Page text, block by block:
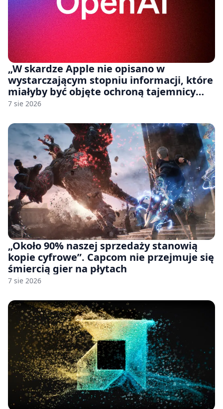
„W skardze Apple nie opisano w
wystarczającym stopniu informacji, które
miałyby być objęte ochroną tajemnicy
handlowej”. OpenAI żąda odrzucenia
7 sie 2026
„Około 90% naszej sprzedaży stanowią
kopie cyfrowe”. Capcom nie przejmuje się
śmiercią gier na płytach
7 sie 2026